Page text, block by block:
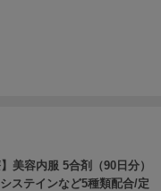
美容内服 5合剤（90日分）
ステインなど5種類配合/定